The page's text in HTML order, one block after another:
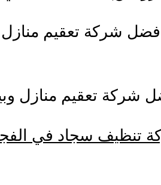
شركة تعقيم
شركة تعقيم منازل
تنظيف سجاد في